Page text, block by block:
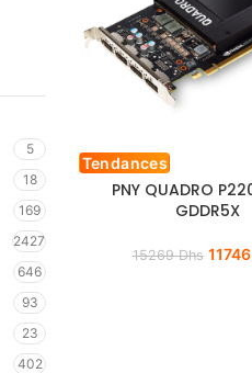
5
18
169
2427
646
93
23
402
Tendances
PNY QUADRO
GDDR5X
15269Dhs 11746